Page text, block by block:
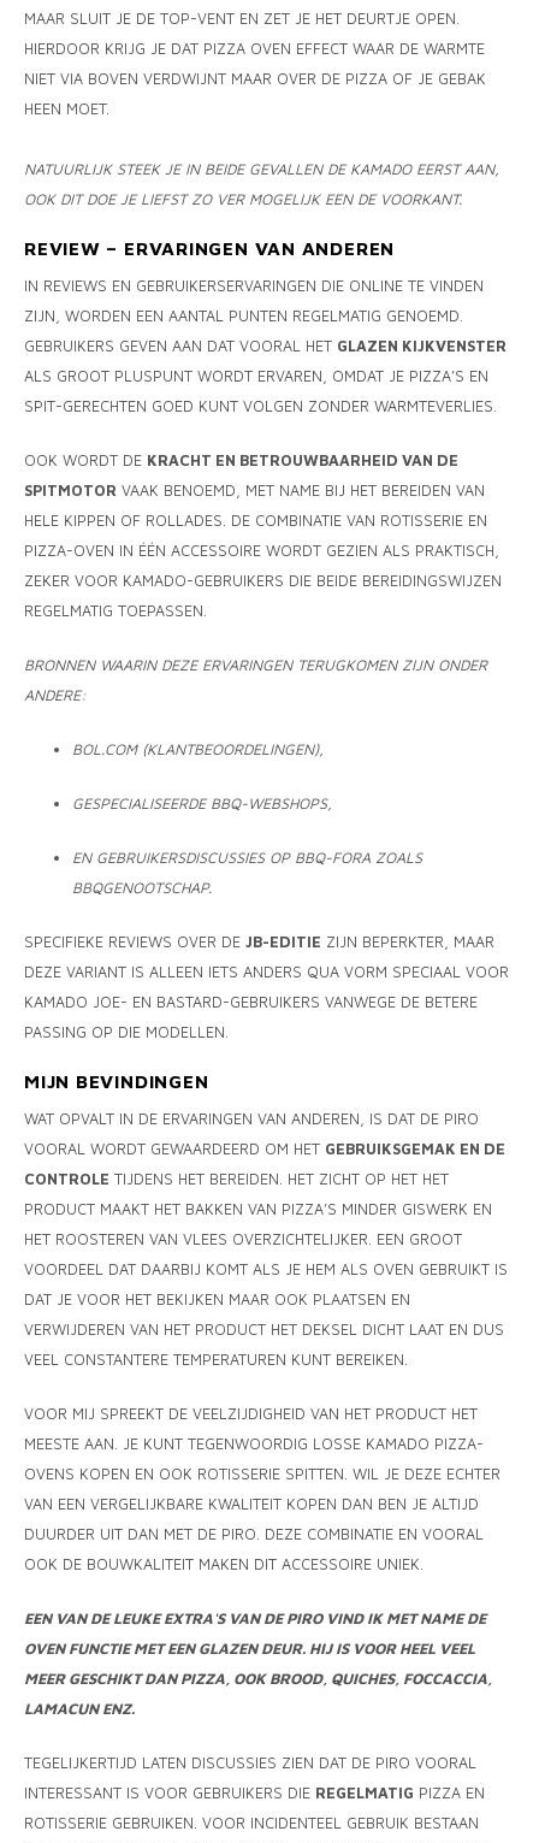
MAAR SLUIT JE DE TOP-VENT EN ZET JE HET DEURTJE OPEN.
HIERDOOR KRIJG JE DAT PIZZA OVEN EFFECT WAAR DE WARMTE
NIET VIA BOVEN VERDWIJNT MAAR OVER DE PIZZA OF JE GEBAK
HEEN MOET.
NATUURLIJK STEEK JE IN BEIDE GEVALLEN DE KAMADO EERST AAN,
OOK DIT DOE JE LIEFST ZO VER MOGELIJK EEN DE VOORKANT.
REVIEW – ERVARINGEN VAN ANDEREN
IN REVIEWS EN GEBRUIKERSERVARINGEN DIE ONLINE TE VINDEN
ZIJN, WORDEN EEN AANTAL PUNTEN REGELMATIG GENOEMD.
GEBRUIKERS GEVEN AAN DAT VOORAL HET GLAZEN KIJKVENSTER
ALS GROOT PLUSPUNT WORDT ERVAREN, OMDAT JE PIZZA’S EN
SPIT-GERECHTEN GOED KUNT VOLGEN ZONDER WARMTEVERLIES.
OOK WORDT DE KRACHT EN BETROUWBAARHEID VAN DE
SPITMOTOR VAAK BENOEMD, MET NAME BIJ HET BEREIDEN VAN
HELE KIPPEN OF ROLLADES. DE COMBINATIE VAN ROTISSERIE EN
PIZZA-OVEN IN ÉÉN ACCESSOIRE WORDT GEZIEN ALS PRAKTISCH,
ZEKER VOOR KAMADO-GEBRUIKERS DIE BEIDE BEREIDINGSWIJZEN
REGELMATIG TOEPASSEN.
BRONNEN WAARIN DEZE ERVARINGEN TERUGKOMEN ZIJN ONDER
ANDERE:
BOL.COM (KLANTBEOORDELINGEN),
GESPECIALISEERDE BBQ-WEBSHOPS,
EN GEBRUIKERSDISCUSSIES OP BBQ-FORA ZOALS
BBQGENOOTSCHAP.
SPECIFIEKE REVIEWS OVER DE JB-EDITIE ZIJN BEPERKTER, MAAR
DEZE VARIANT IS ALLEEN IETS ANDERS QUA VORM SPECIAAL VOOR
KAMADO JOE- EN BASTARD-GEBRUIKERS VANWEGE DE BETERE
PASSING OP DIE MODELLEN.
MIJN BEVINDINGEN
WAT OPVALT IN DE ERVARINGEN VAN ANDEREN, IS DAT DE PIRO
VOORAL WORDT GEWAARDEERD OM HET GEBRUIKSGEMAK EN DE
CONTROLE TIJDENS HET BEREIDEN. HET ZICHT OP HET HET
PRODUCT MAAKT HET BAKKEN VAN PIZZA’S MINDER GISWERK EN
HET ROOSTEREN VAN VLEES OVERZICHTELIJKER. EEN GROOT
VOORDEEL DAT DAARBIJ KOMT ALS JE HEM ALS OVEN GEBRUIKT IS
DAT JE VOOR HET BEKIJKEN MAAR OOK PLAATSEN EN
VERWIJDEREN VAN HET PRODUCT HET DEKSEL DICHT LAAT EN DUS
VEEL CONSTANTERE TEMPERATUREN KUNT BEREIKEN.
VOOR MIJ SPREEKT DE VEELZIJDIGHEID VAN HET PRODUCT HET
MEESTE AAN. JE KUNT TEGENWOORDIG LOSSE KAMADO PIZZA-
OVENS KOPEN EN OOK ROTISSERIE SPITTEN. WIL JE DEZE ECHTER
VAN EEN VERGELIJKBARE KWALITEIT KOPEN DAN BEN JE ALTIJD
DUURDER UIT DAN MET DE PIRO. DEZE COMBINATIE EN VOORAL
OOK DE BOUWKALITEIT MAKEN DIT ACCESSOIRE UNIEK.
EEN VAN DE LEUKE EXTRA'S VAN DE PIRO VIND IK MET NAME DE
OVEN FUNCTIE MET EEN GLAZEN DEUR. HIJ IS VOOR HEEL VEEL
MEER GESCHIKT DAN PIZZA, OOK BROOD, QUICHES, FOCCACCIA,
LAMACUN ENZ.
TEGELIJKERTIJD LATEN DISCUSSIES ZIEN DAT DE PIRO VOORAL
INTERESSANT IS VOOR GEBRUIKERS DIE REGELMATIG PIZZA EN
ROTISSERIE GEBRUIKEN. VOOR INCIDENTEEL GEBRUIK BESTAAN